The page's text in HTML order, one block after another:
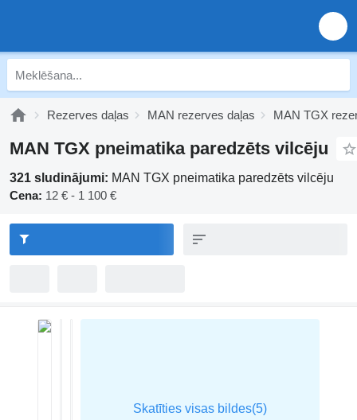
Rezerves daļas MAN rezerves daļas MAN TGX
MAN TGX pneimatika paredzēts vilcēju
321 sludinājumi: MAN TGX pneimatika paredzēts vilcēju
Cena: 12 € - 1 100 €